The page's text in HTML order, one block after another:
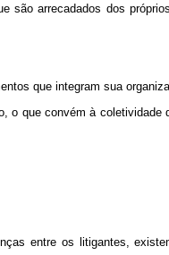
arrecadados dos próprios
que integram sua
o que convém à coletividade
entre os litigantes,